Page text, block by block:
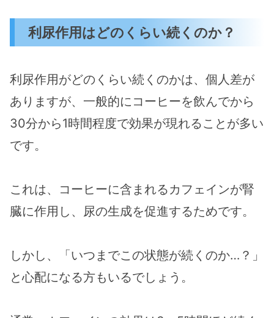
利尿作用はどのくらい続くのか？
利尿作用がどのくらい続くのかは、個人差が
ありますが、一般的にコーヒーを飲んでから
30分から1時間程度で効果が現れることが多い
です。
これは、コーヒーに含まれるカフェインが腎
臓に作用し、尿の生成を促進するためです。
しかし、「いつまでこの状態が続くのか…？」
と心配になる方もいるでしょう。